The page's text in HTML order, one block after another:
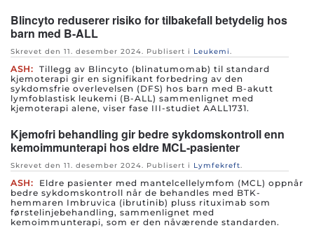
Blincyto reduserer risiko for tilbakefall betydelig hos
barn med B-ALL
Skrevet den 11. desember 2024. Publisert i Leukemi.
ASH: Tillegg av Blincyto (blinatumomab) til standard
kjemoterapi gir en signifikant forbedring av den
sykdomsfrie overlevelsen (DFS) hos barn med B-akutt
lymfoblastisk leukemi (B-ALL) sammenlignet med
kjemoterapi alene, viser fase III-studiet AALL1731.
Kjemofri behandling gir bedre sykdomskontroll enn
kemoimmunterapi hos eldre MCL-pasienter
Skrevet den 11. desember 2024. Publisert i Lymfekreft.
ASH:
Eldre pasienter med mantelcellelymfom (MCL) oppnår
bedre sykdomskontroll når de behandles med BTK-
hemmaren Imbruvica (ibrutinib) pluss rituximab som
førstelinjebehandling, sammenlignet med
kemoimmunterapi, som er den nåværende standarden.